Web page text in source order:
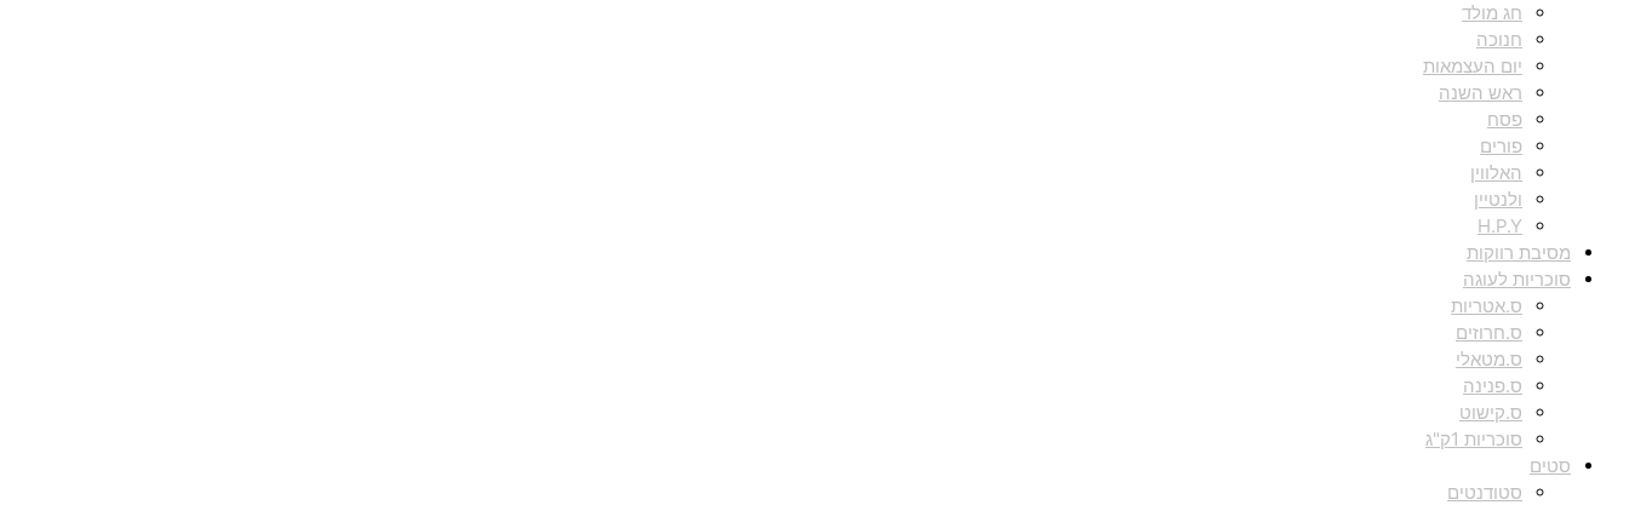
חג מולד
חנוכה
יום העצמאות
ראש השנה
פסח
פורים
האלווין
ולנטיין
H.P.Y
מסיבת רווקות
סוכריות לעוגה
ס.אטריות
ס.חרוזים
ס.מטאלי
ס.פנינה
ס.קישוט
סוכריות 1ק"ג
סטים
סטודנטים